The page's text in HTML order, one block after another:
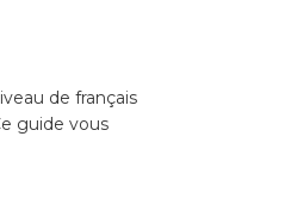
de français
guide vous